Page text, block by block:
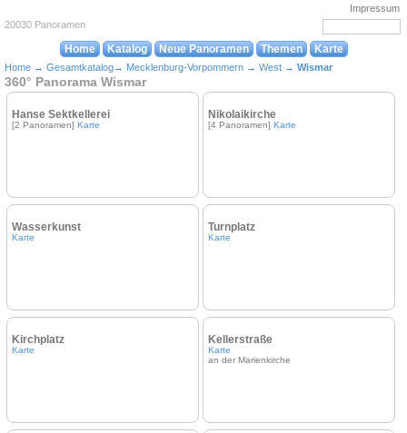
Impressum
20030 Panoramen
Home Katalog Neue Panoramen Themen Karte
Home → Gesamtkatalog→ Mecklenburg-Vorpommern → West → Wismar
360° Panorama Wismar
Hanse Sektkellerei
[2 Panoramen] Karte
Nikolaikirche
[4 Panoramen] Karte
Wasserkunst
Karte
Turnplatz
Karte
Kirchplatz
Karte
Kellerstraße
Karte
an der Marienkirche